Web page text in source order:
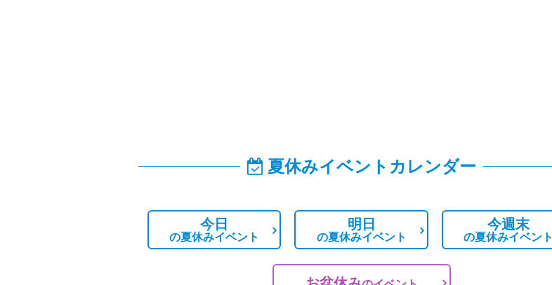
夏休みイベントカレンダー
今日
の夏休みイベント
明日
の夏休みイベント
今週末
の夏休みイベント